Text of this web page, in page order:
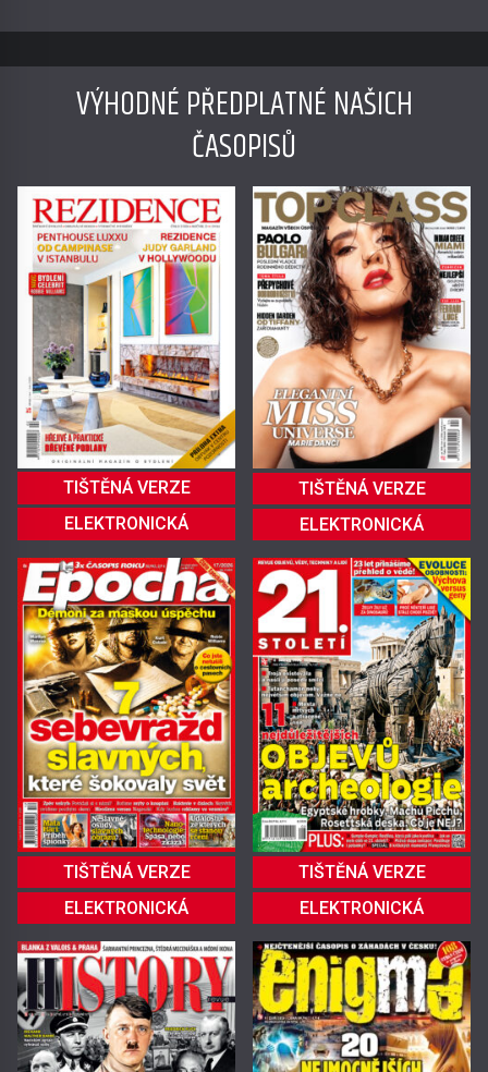
VÝHODNÉ PŘEDPLATNÉ NAŠICH
ČASOPISŮ
TIŠTĚNÁ VERZE
ELEKTRONICKÁ
TIŠTĚNÁ VERZE
ELEKTRONICKÁ
TIŠTĚNÁ VERZE
ELEKTRONICKÁ
TIŠTĚNÁ VERZE
ELEKTRONICKÁ